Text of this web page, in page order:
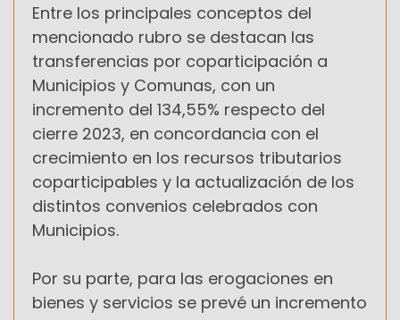
Entre los principales conceptos del
mencionado rubro se destacan las
transferencias por coparticipación a
Municipios y Comunas, con un
incremento del 134,55% respecto del
cierre 2023, en concordancia con el
crecimiento en los recursos tributarios
coparticipables y la actualización de los
distintos convenios celebrados con
Municipios.
Por su parte, para las erogaciones en
bienes y servicios se prevé un incremento